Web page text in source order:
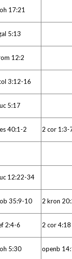
17:21
5:13
12:2
3:12-16
5:17
40:1-2 2 cor 1:3-
12:22-34
35:9-10 2 kron
2:4-6 2 cor 4:18
5:30 openb